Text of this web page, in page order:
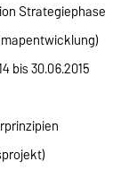
Strategiephase
bis 30.06.2015